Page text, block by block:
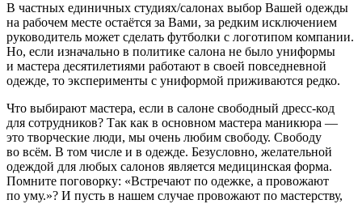
В частных единичных студиях/салонах выбор Вашей одежды
на рабочем месте остаётся за Вами, за редким исключением
руководитель может сделать футболки с логотипом компании.
Но, если изначально в политике салона не было униформы
и мастера десятилетиями работают в своей повседневной
одежде, то эксперименты с униформой приживаются редко.
Что выбирают мастера, если в салоне свободный дресс-код
для сотрудников? Так как в основном мастера маникюра —
это творческие люди, мы очень любим свободу. Свободу
во всём. В том числе и в одежде. Безусловно, желательной
одеждой для любых салонов является медицинская форма.
Помните поговорку: «Встречают по одежке, а провожают
по уму.»? И пусть в нашем случае провожают по мастерству,